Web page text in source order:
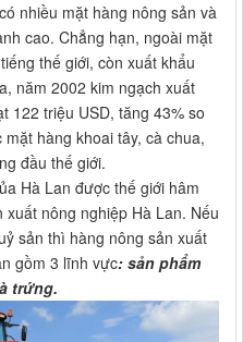
nhiều mặt hàng nông sản và
cao. Chẳng hạn, ngoài mặt
thế giới, còn xuất khẩu
năm 2002 kim ngạch xuất
122 triệu USD, tăng 43% so
hàng khoai tây, cà chua,
đầu thế giới.
Hà Lan được thế giới hâm
nông nghiệp Hà Lan. Nếu
sản thì hàng nông sản xuất
gồm 3 lĩnh vực: sản phẩm
trứng.